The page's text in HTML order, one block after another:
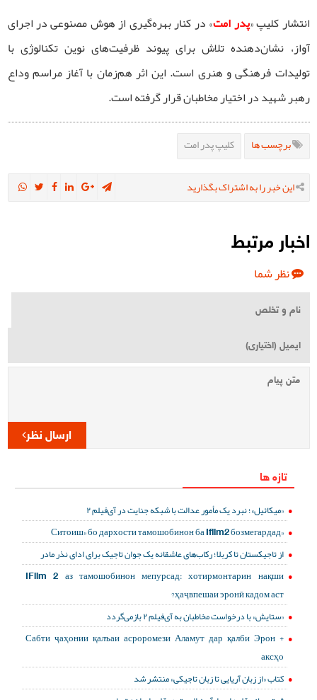
انتشار کلیپ «پدر امت» در کنار بهره‌گیری از هوش مصنوعی در اجرای
آواز، نشان‌دهنده تلاش برای پیوند ظرفیت‌های نوین تکنالوژی با
تولیدات فرهنگی و هنری است. این اثر هم‌زمان با آغاز مراسم وداع
رهبر شهید در اختیار مخاطبان قرار گرفته است.
برچسب ها کلیپ پدر امت
این خبر را به اشتراک بگذارید
اخبار مرتبط
نظر شما
ارسال نظر
تازه ها
«میکائیل»؛ نبرد یک مأمور عدالت با شبکه جنایت در آی‌فیلم ۲
«Ситоиш» бо дархости тамошобинон ба Ifilm2 бозмегардад
از تاجیکستان تا کربلا؛ رکاب‌های عاشقانه یک جوان تاجیک برای ادای نذر مادر
IFilm 2 аз тамошобинон мепурсад: хотирмонтарин нақши
ҳаҷвпешаи эронӣ кадом аст?
«ستایش» با درخواست مخاطبان به آی‌فیلم ۲ بازمی‌گردد
Сабти ҷаҳонии қалъаи асроромези Аламут дар қалби Эрон +
аксҳо
کتاب «از زبان آریایی تا زبان تاجیکی» منتشر شد